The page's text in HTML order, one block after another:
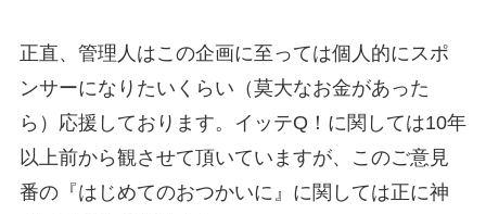
正直、管理人はこの企画に至っては個人的にスポ
ンサーになりたいくらい（莫大なお金があった
ら）応援しております。イッテQ！に関しては10年
以上前から観させて頂いていますが、このご意見
番の『はじめてのおつかいに』に関しては正に神